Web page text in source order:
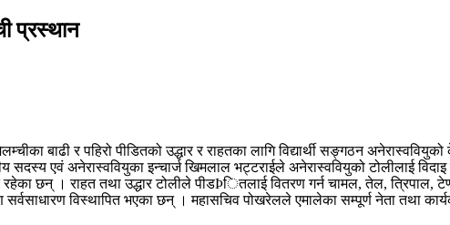
प्रस्थान
बाढी र पहिरो पीडितको उद्धार र राहतका लागि विद्यार्थी सङ्गठन
सदस्य एवं अनेरास्ववियुका इन्चार्ज खिमलाल भट्टराईले अनेरास्ववियुको टोलीलाई विदाइ
रहेका छन् । राहत तथा उद्धार टोलीले पीडÞितलाई वितरण गर्न चामल, तेल, त्रिपाल,
विस्थापित भएका छन् । महासचिव पोखरेलले एमालेका सम्पूर्ण नेता तथा